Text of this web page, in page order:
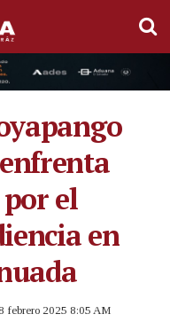
el
en
febrero 2025 8:05 AM